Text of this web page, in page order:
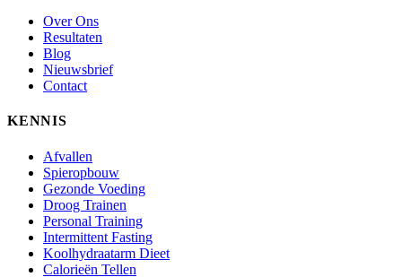
Over Ons
Resultaten
Blog
Nieuwsbrief
Contact
KENNIS
Afvallen
Spieropbouw
Gezonde Voeding
Droog Trainen
Personal Training
Intermittent Fasting
Koolhydraatarm Dieet
Calorieën Tellen